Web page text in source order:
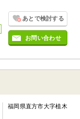
あとで検討する
お問い合わせ
福岡県直方市大字植木